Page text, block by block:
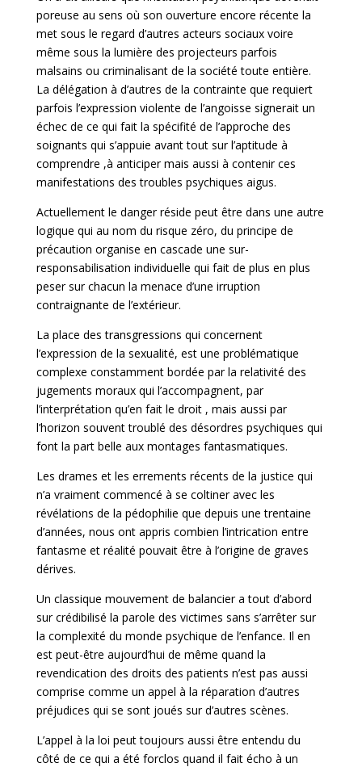
poreuse au sens où son ouverture encore récente la
met sous le regard d’autres acteurs sociaux voire
même sous la lumière des projecteurs parfois
malsains ou criminalisant de la société toute entière.
La délégation à d’autres de la contrainte que requiert
parfois l’expression violente de l’angoisse signerait un
échec de ce qui fait la spécifité de l’approche des
soignants qui s’appuie avant tout sur l’aptitude à
comprendre ,à anticiper mais aussi à contenir ces
manifestations des troubles psychiques aigus.
Actuellement le danger réside peut être dans une autre
logique qui au nom du risque zéro, du principe de
précaution organise en cascade une sur-
responsabilisation individuelle qui fait de plus en plus
peser sur chacun la menace d’une irruption
contraignante de l’extérieur.
La place des transgressions qui concernent
l’expression de la sexualité, est une problématique
complexe constamment bordée par la relativité des
jugements moraux qui l’accompagnent, par
l’interprétation qu’en fait le droit , mais aussi par
l’horizon souvent troublé des désordres psychiques qui
font la part belle aux montages fantasmatiques.
Les drames et les errements récents de la justice qui
n’a vraiment commencé à se coltiner avec les
révélations de la pédophilie que depuis une trentaine
d’années, nous ont appris combien l’intrication entre
fantasme et réalité pouvait être à l’origine de graves
dérives.
Un classique mouvement de balancier a tout d’abord
sur crédibilisé la parole des victimes sans s’arrêter sur
la complexité du monde psychique de l’enfance. Il en
est peut-être aujourd’hui de même quand la
revendication des droits des patients n’est pas aussi
comprise comme un appel à la réparation d’autres
préjudices qui se sont joués sur d’autres scènes.
L’appel à la loi peut toujours aussi être entendu du
côté de ce qui a été forclos quand il fait écho à un